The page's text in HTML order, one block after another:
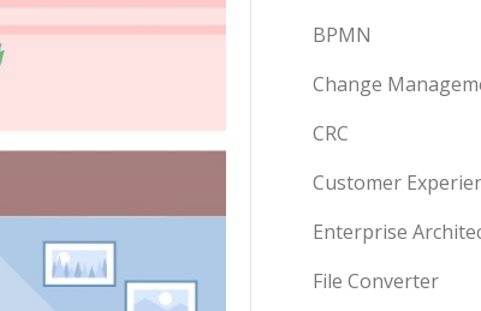
BPMN
Change
CRC
Customer
Enterprise
File Converter